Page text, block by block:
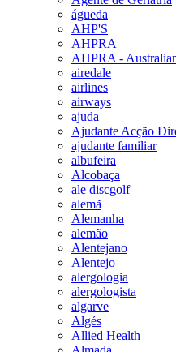
águeda
AHP'S
AHPRA
AHPRA -
airedale
airlines
airways
ajuda
Ajudante Acção
ajudante familiar
albufeira
Alcobaça
ale discgolf
alemã
Alemanha
alemão
Alentejano
Alentejo
alergologia
alergologista
algarve
Algés
Allied Health